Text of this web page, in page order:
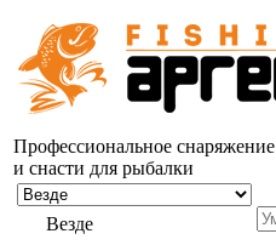
Профессиональное снаряжение
и снасти для рыбалки
Везде